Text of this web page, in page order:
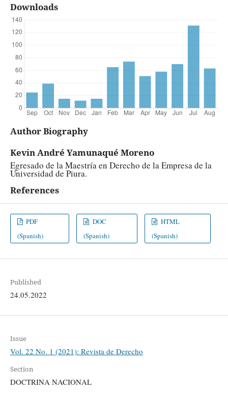
Downloads
Author Biography
Kevin André Yamunaqué Moreno
Egresado de la Maestría en Derecho de la Empresa de la
Universidad de Piura.
References
PDF
(Spanish)
DOC
(Spanish)
HTML
(Spanish)
Published
24.05.2022
Issue
Vol. 22 No. 1 (2021): Revista de Derecho
Section
DOCTRINA NACIONAL